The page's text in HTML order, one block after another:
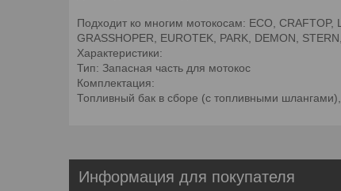
Подходит ко многим мотокосам: ECO, CRAFTOP,
GRASSHOPER, EUROTEK, PARK, DEMON,
Характеристики:
Тип: Запасная часть для мотокос
Комплектация:
Топливный бак в сборе (с топливными шлангами),
Информация для покупателя